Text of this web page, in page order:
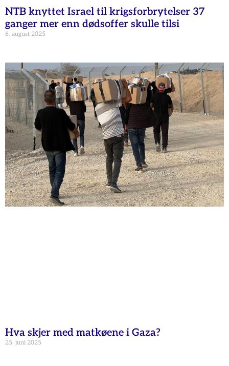
NTB knyttet Israel til krigsforbrytelser 37
ganger mer enn dødsoffer skulle tilsi
6. august 2025
Hva skjer med matkøene i Gaza?
25. juni 2025